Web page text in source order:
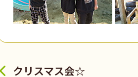
クリスマス会☆